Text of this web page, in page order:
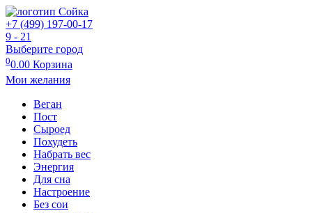
+7 (499) 197-00-17
9 - 21
Выберите город
00.00 Корзина
Мои желания
Веган
Пост
Сыроед
Похудеть
Набрать вес
Энергия
Для сна
Настроение
Без сои